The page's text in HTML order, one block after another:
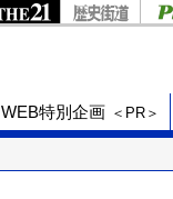
WEB特別企画 ＜PR＞